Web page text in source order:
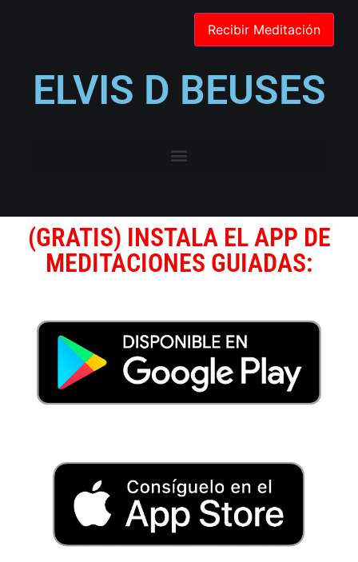
ELVIS D BEUSES
(GRATIS) INSTALA EL APP DE
MEDITACIONES GUIADAS: